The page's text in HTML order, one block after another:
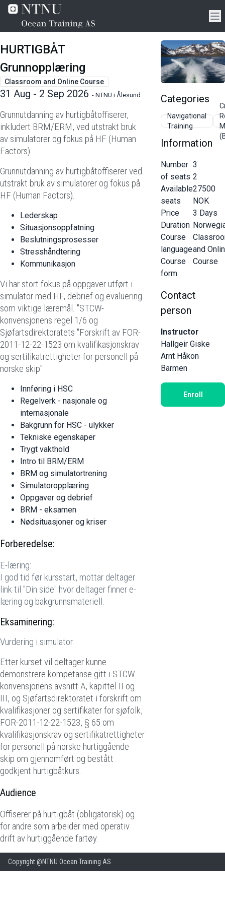
HURTIGBÅT
Grunnopplæring
Classroom and Online Course
31 Aug - 2 Sep 2026 - NTNU i Ålesund
Grunnutdanning av hurtigbåtoffiserer,
inkludert BRM/ERM, ved utstrakt bruk
av simulatorer og fokus på HF (Human
Factors).
Grunnutdanning av hurtigbåtoffiserer ved
utstrakt bruk av simulatorer og fokus på
HF (Human Factors).
Lederskap
Situasjonsoppfatning
Beslutningsprosesser
Stresshåndtering
Kommunikasjon
Vi har stort fokus på oppgaver utført i
simulator med HF, debrief og evaluering
som viktige læremål. "STCW-
konvensjonens regel 1/6 og
Sjøfartsdirektoratets "Forskrift av FOR-
2011-12-22-1523 om kvalifikasjonskrav
og sertifikatrettigheter for personell på
norske skip"
Innføring i HSC
Regelverk - nasjonale og
internasjonale
Bakgrunn for HSC - ulykker
Tekniske egenskaper
Trygt vakthold
Intro til BRM/ERM
BRM og simulatortrening
Simulatoropplæring
Oppgaver og debrief
BRM - eksamen
Nødsituasjoner og kriser
Forberedelse:
E-læring:
I god tid før kursstart, mottar deltager
link til "Din side" hvor deltager finner e-
læring og bakgrunnsmateriell.
Eksaminering:
Vurdering i simulator.
Etter kurset vil deltager kunne
demonstrere kompetanse gitt i STCW
konvensjonens avsnitt A, kapittel II og
III, og Sjøfartsdirektoratet i forskrift om
kvalifikasjoner og sertifikater for sjøfolk,
FOR-2011-12-22-1523, § 65 om
kvalifikasjonskrav og sertifikatrettigheter
for personell på norske hurtiggående
skip om gjennomført og bestått
godkjent hurtigbåtkurs.
Audience
Offiserer på hurtigbåt (obligatorisk) og
for andre som arbeider med operativ
drift av hurtiggående fartøy.
Categories
Navigational
Training
Information
Number
of seats
Available
seats
Price
Duration
Course
language
Course
form
3
2
27500
NOK
3 Days
and
Course
Contact
person
Instructor
Hallgeir Giske
Arnt Håkon
Barmen
Enroll
Copyright @NTNU Ocean Training AS